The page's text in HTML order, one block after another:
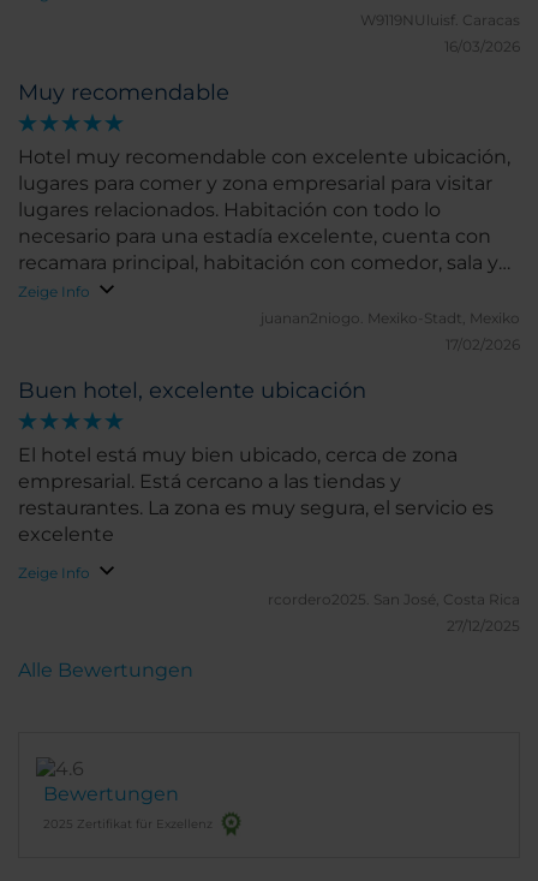
por su impecable limpieza, comodidad y cuidado en
los detalles, lo que permite descansar plenamente
Todo se mantiene en perfectas condiciones,
reflejando un estándar de calidad muy alto en el
servicio de housekeeping. Otro punto fuerte del
hotel es su ubicación privilegiada, dentro del
complejo del World Trade Center y muy cerca de
zonas clave de negocios y entretenimiento como el
Parque de la 93, lo que facilita moverse por la ciudad
y aprovechar al máximo la estancia, como
recomendación solo les comentaria revisar los
impecable y una ubicación estratégica,
convirtiéndose en una opción altamente
para visitas a Bogotá.
W9119NUluisf. Caracas
16/03/2026
Muy recomendable
Hotel muy recomendable con excelente ubicación,
lugares para comer y zona empresarial para visitar
lugares relacionados. Habitación con todo lo
necesario para una estadía excelente, cuenta con
recamara principal, habitación con comedor, sala y
escritorio para poder trabajar tranquilamente, cama
muy cómoda y 2 baños completos.
Zeige Info
juanan2niogo. Mexiko-Stadt, Mexiko
17/02/2026
Buen hotel, excelente ubicación
El hotel está muy bien ubicado, cerca de zona
empresarial. Está cercano a las tiendas y
restaurantes. La zona es muy segura, el servicio es
excelente
Zeige Info
rcordero2025. San José, Costa Rica
27/12/2025
Bewertungen
2025 Zertifikat für Exzellenz
Alle Bewertungen